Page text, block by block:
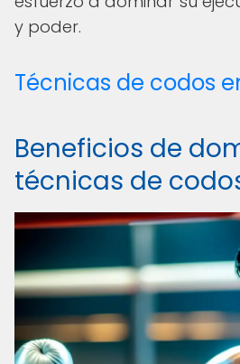
y poder.
Técnicas de codos
Beneficios de
técnicas de